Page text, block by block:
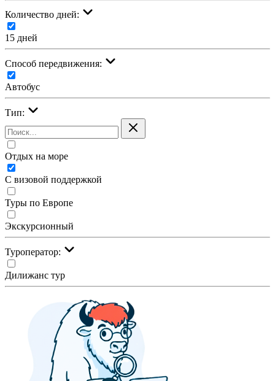
Количество дней:
15 дней
Cпособ передвижения:
Автобус
Тип:
Отдых на море
С визовой поддержкой
Туры по Европе
Экскурсионный
Туроператор:
Дилижанс тур